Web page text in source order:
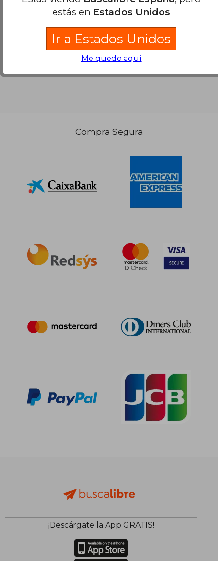
Compra Segura
¡Descárgate la App GRATIS!
estás en Estados Unidos
Ir a Estados Unidos
Me quedo aquí